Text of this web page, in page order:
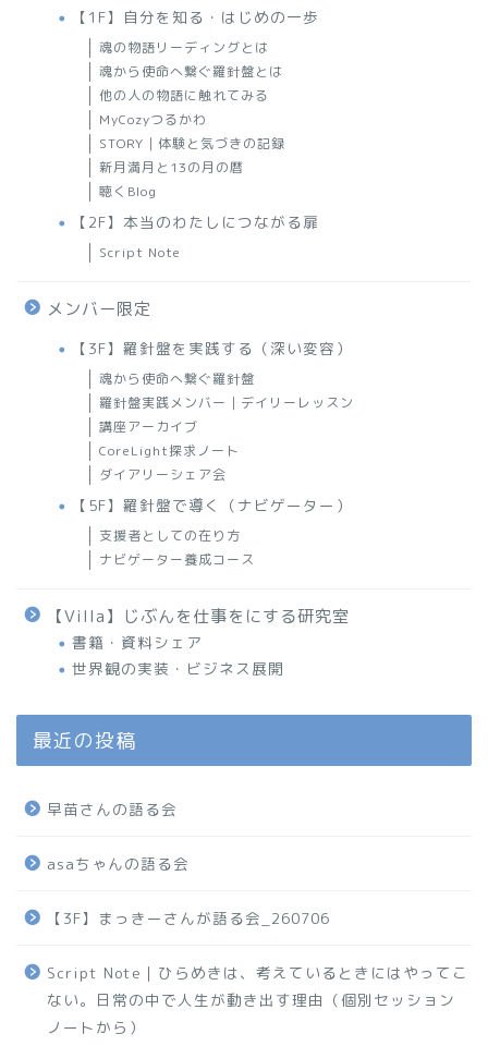
【1F】自分を知る・はじめの一歩
魂の物語リーディングとは
魂から使命へ繋ぐ羅針盤とは
他の人の物語に触れてみる
MyCozyつるかわ
STORY｜体験と気づきの記録
新月満月と13の月の暦
聴くBlog
【2F】本当のわたしにつながる扉
Script Note
メンバー限定
【3F】羅針盤を実践する（深い変容）
魂から使命へ繋ぐ羅針盤
羅針盤実践メンバー｜デイリーレッスン
講座アーカイブ
CoreLight探求ノート
ダイアリーシェア会
【5F】羅針盤で導く（ナビゲーター）
支援者としての在り方
ナビゲーター養成コース
【Villa】じぶんを仕事をにする研究室
書籍・資料シェア
世界観の実装・ビジネス展開
最近の投稿
早苗さんの語る会
asaちゃんの語る会
【3F】まっきーさんが語る会_260706
Script Note｜ひらめきは、考えているときにはやってこ
ない。日常の中で人生が動き出す理由（個別セッション
ノートから）